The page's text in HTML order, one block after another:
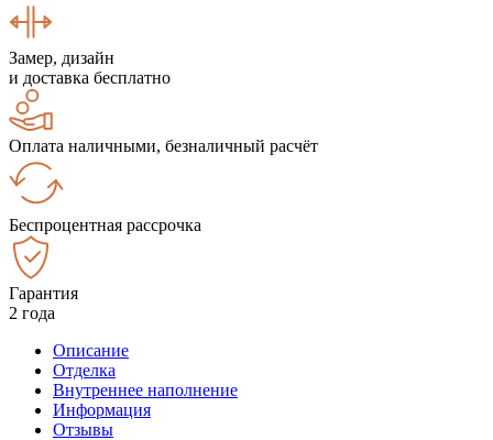
Замер, дизайн
и доставка бесплатно
Оплата наличными, безналичный расчёт
Беспроцентная рассрочка
Гарантия
2 года
Описание
Отделка
Внутреннее наполнение
Информация
Отзывы